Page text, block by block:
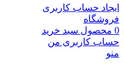
ایجاد حساب کاربری
فروشگاه
0 محصول سبد خرید
حساب کاربری من
منو